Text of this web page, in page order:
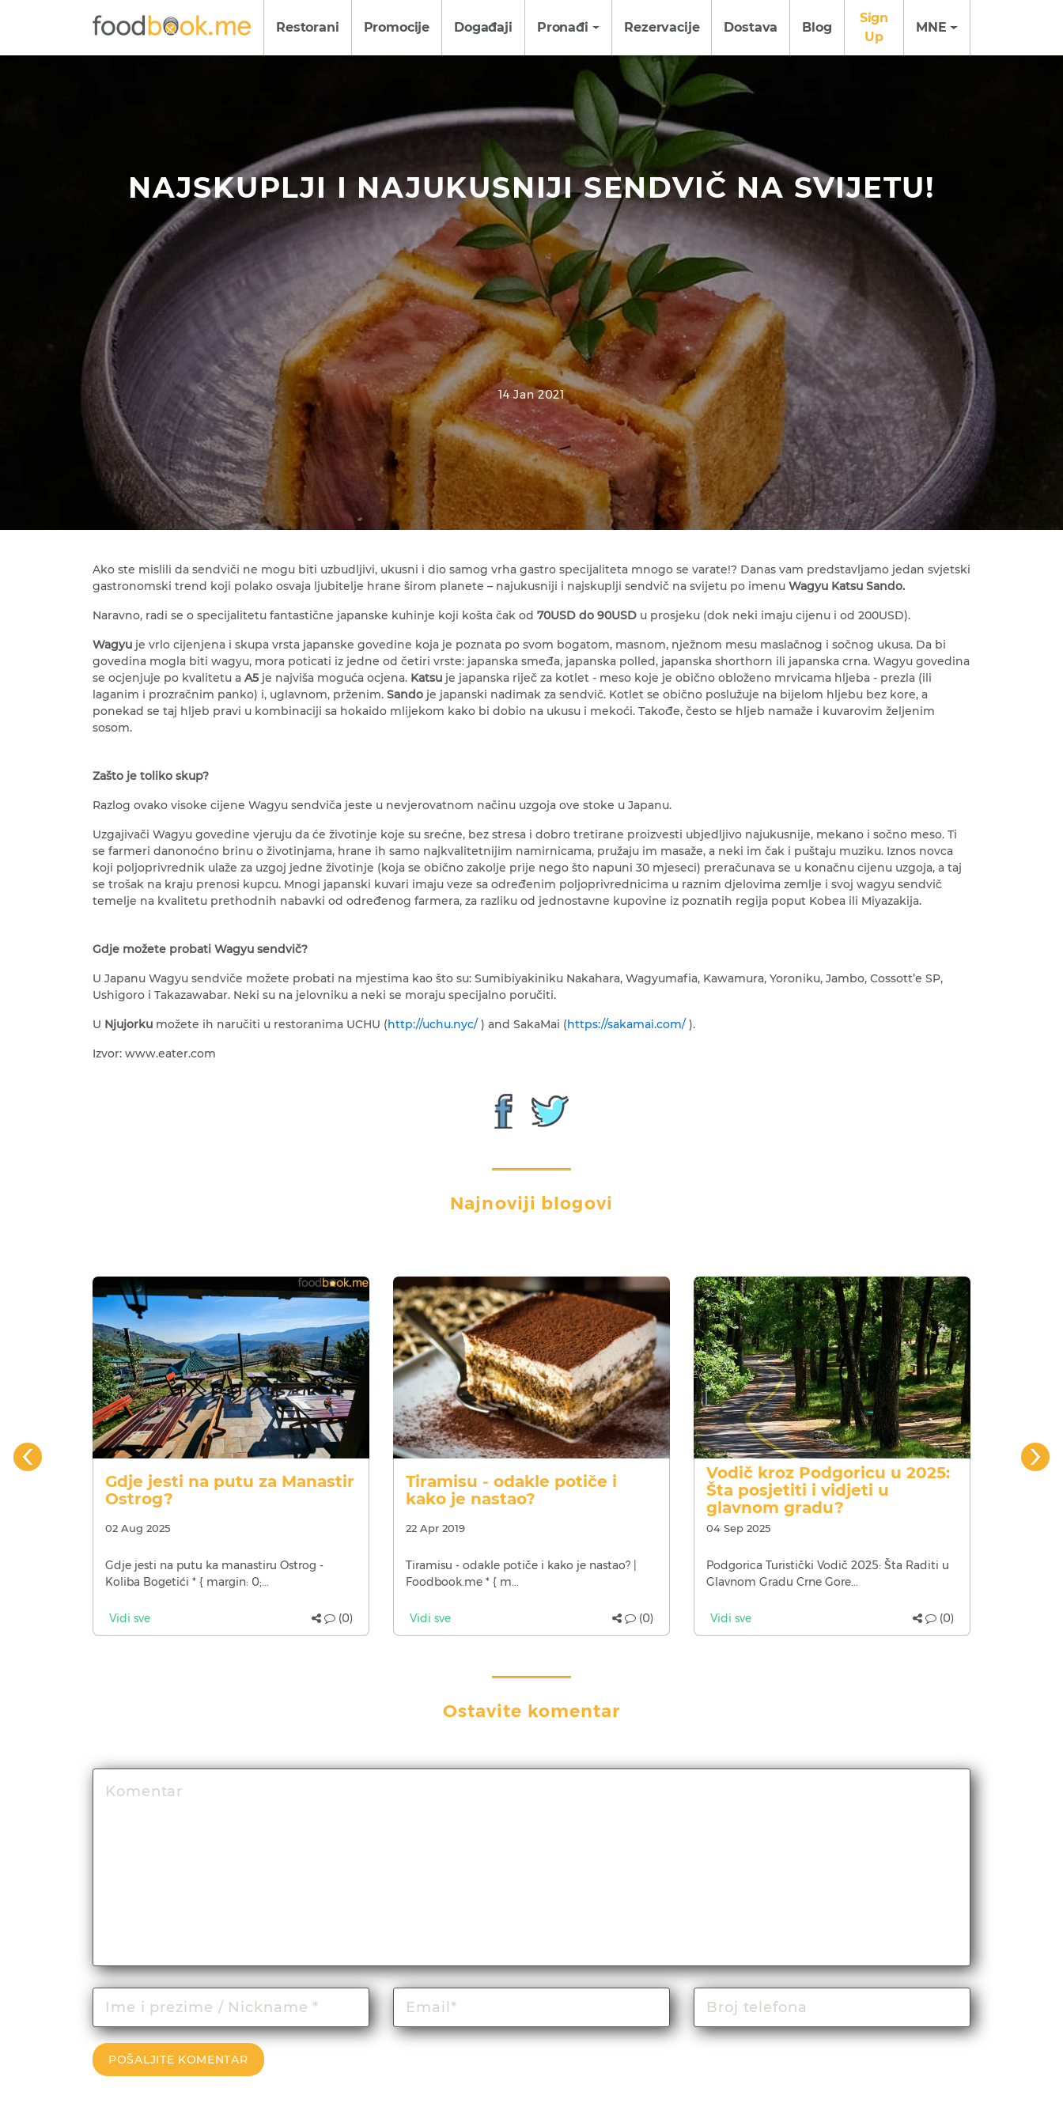
Restorani Promocije Događaji Pronađi Rezervacije Dostava Blog
Sign
Up
MNE
NAJSKUPLJI I NAJUKUSNIJI SENDVIČ NA SVIJETU!
14 Jan 2021
Ako ste mislili da sendviči ne mogu biti uzbudljivi, ukusni i dio samog vrha gastro specijaliteta mnogo se varate!? Danas vam predstavljamo jedan svjetski
gastronomski trend koji polako osvaja ljubitelje hrane širom planete – najukusniji i najskuplji sendvič na svijetu po imenu Wagyu Katsu Sando.
Naravno, radi se o specijalitetu fantastične japanske kuhinje koji košta čak od 70USD do 90USD u prosjeku (dok neki imaju cijenu i od 200USD).
Wagyu je vrlo cijenjena i skupa vrsta japanske govedine koja je poznata po svom bogatom, masnom, nježnom mesu maslačnog i sočnog ukusa. Da bi
govedina mogla biti wagyu, mora poticati iz jedne od četiri vrste: japanska smeđa, japanska polled, japanska shorthorn ili japanska crna. Wagyu govedina
se ocjenjuje po kvalitetu a A5 je najviša moguća ocjena. Katsu je japanska riječ za kotlet - meso koje je obično obloženo mrvicama hljeba - prezla (ili
laganim i prozračnim panko) i, uglavnom, prženim. Sando je japanski nadimak za sendvič. Kotlet se obično poslužuje na bijelom hljebu bez kore, a
ponekad se taj hljeb pravi u kombinaciji sa hokaido mlijekom kako bi dobio na ukusu i mekoći. Takođe, često se hljeb namaže i kuvarovim željenim
sosom.
Zašto je toliko skup?
Razlog ovako visoke cijene Wagyu sendviča jeste u nevjerovatnom načinu uzgoja ove stoke u Japanu.
Uzgajivači Wagyu govedine vjeruju da će životinje koje su srećne, bez stresa i dobro tretirane proizvesti ubjedljivo najukusnije, mekano i sočno meso. Ti
se farmeri danonoćno brinu o životinjama, hrane ih samo najkvalitetnijim namirnicama, pružaju im masaže, a neki im čak i puštaju muziku. Iznos novca
koji poljoprivrednik ulaže za uzgoj jedne životinje (koja se obično zakolje prije nego što napuni 30 mjeseci) preračunava se u konačnu cijenu uzgoja, a taj
se trošak na kraju prenosi kupcu. Mnogi japanski kuvari imaju veze sa određenim poljoprivrednicima u raznim djelovima zemlje i svoj wagyu sendvič
temelje na kvalitetu prethodnih nabavki od određenog farmera, za razliku od jednostavne kupovine iz poznatih regija poput Kobea ili Miyazakija.
Gdje možete probati Wagyu sendvič?
U Japanu Wagyu sendviče možete probati na mjestima kao što su: Sumibiyakiniku Nakahara, Wagyumafia, Kawamura, Yoroniku, Jambo, Cossott’e SP,
Ushigoro i Takazawabar. Neki su na jelovniku a neki se moraju specijalno poručiti.
U Njujorku možete ih naručiti u restoranima UCHU (http://uchu.nyc/ ) and SakaMai (https://sakamai.com/ ).
Izvor: www.eater.com
Najnoviji blogovi
Gdje jesti na putu za Manastir
Ostrog?
02 Aug 2025
Gdje jesti na putu ka manastiru Ostrog -
Koliba Bogetići * { margin: 0;...
Vidi sve (0)
Tiramisu - odakle potiče i
kako je nastao?
22 Apr 2019
Tiramisu - odakle potiče i kako je nastao? |
Foodbook.me * { m...
Vidi sve (0)
Vodič kroz Podgoricu u 2025:
Šta posjetiti i vidjeti u
glavnom gradu?
04 Sep 2025
Podgorica Turistički Vodič 2025: Šta Raditi u
Glavnom Gradu Crne Gore...
Vidi sve (0)
Ostavite komentar
POŠALJITE KOMENTAR